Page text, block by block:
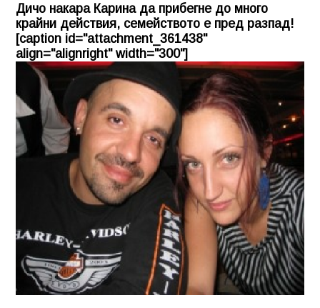
Дичо накара Карина да прибегне до много
крайни действия, семейството е пред разпад!
[caption id="attachment_361438"
align="alignright" width="300"]